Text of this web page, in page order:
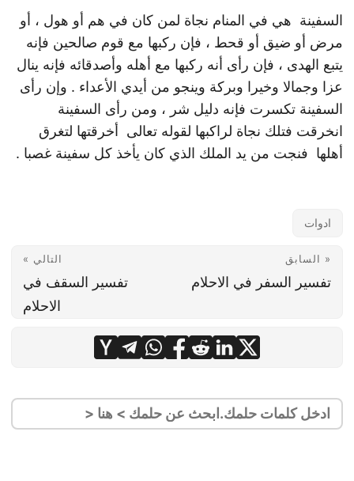
السفينة هي في المنام نجاة لمن كان في هم أو هول ، أو
مرض أو ضيق أو قحط ، فإن ركبها مع قوم صالحين فإنه
يتبع الهدى ، فإن رأى أنه ركبها مع أهله وأصدقائه فإنه ينال
عزا وجمالا وخيرا وبركة وينجو من أيدي الأعداء . وإن رأى
السفينة تكسرت فإنه دليل شر ، ومن رأى السفينة
انخرقت فتلك نجاة لراكبها لقوله تعالى أخرقتها لتغرق
أهلها فنجت من يد الملك الذي كان يأخذ كل سفينة غصبا .
ادوات
« السابق
تفسير السفر في الاحلام
التالي »
تفسير السقف في
الاحلام